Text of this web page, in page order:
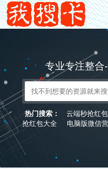
专业专注整合
热门搜索： 云端秒抢红包
抢红包大全
电脑版微信